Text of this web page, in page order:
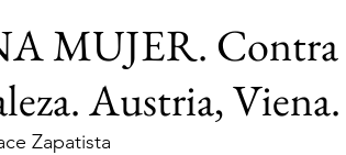
Plan Integral Morelos Capítulo Europa
MUJER. Contra
Austria, Viena.
Zapatista